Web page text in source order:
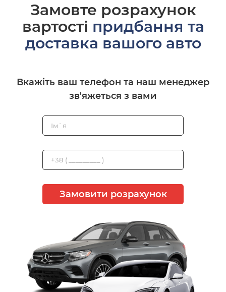
Замовте розрахунок
вартості придбання та
доставка вашого авто
Вкажіть ваш телефон та наш менеджер
зв'яжеться з вами
Замовити розрахунок